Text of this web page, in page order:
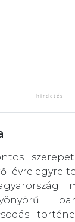
évre egyre